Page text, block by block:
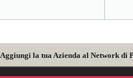
Aggiungi la tua Azienda al Network di